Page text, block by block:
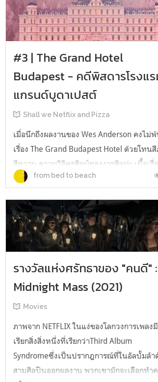
#3 | The Grand Hotel
Budapest - คดีพิสดารโรงแ
แกรนด์บูดาเปสต์
Shall we Netflix and Pizza
เมื่อนึกถึงผลงานของ Wes Anderson คงไม่
เรื่อง The Grand Budapest Hotel ด้วยโทน
สีหวาน ความวิจิตรศิลป์ของงารศิลปะ เนื้อเรื่
จะดูไม่หวือหวามาก แต่เพราะองค์ประกอบห
ดำเนินการในปี 1985 โดยบุคลลที่สามเป็นคน
นักเขียนที่ได้มีโอกาสได้เข้าไปพั...
from bed to beach
รางวัลแห่งศรัทธาของ "คนดี" :
Midnight Mass (2021)
Movies
ภาพจาก NETFLIX ในแง่ของโลกวงการเพลง
เรียกสิ่งสิ่งหนึ่งที่เรียกว่าThird Album
Syndromeซึ่งเป็นปรากฎการณ์ที่ในอัลบั้มล
สามศิลปินออกผลงาน พวกเขามักจะเลือกทำ